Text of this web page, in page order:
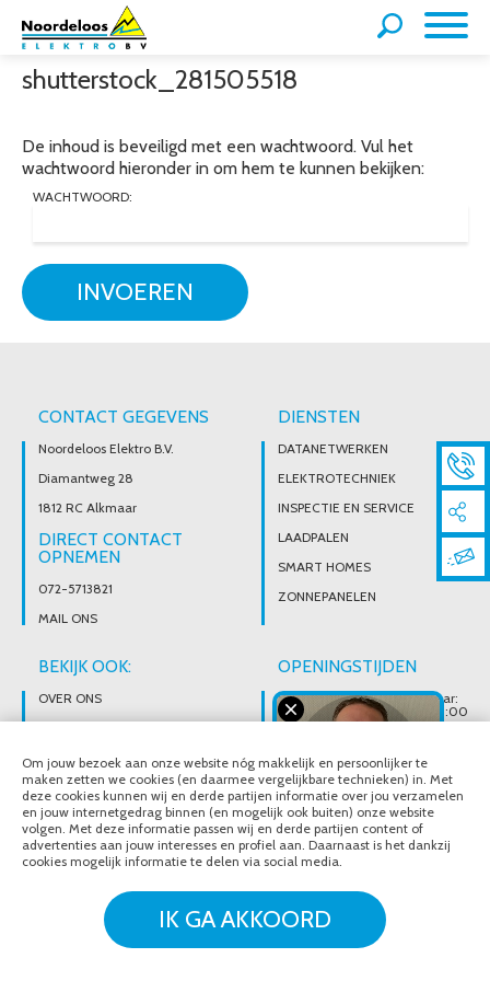
shutterstock_281505518
De inhoud is beveiligd met een wachtwoord. Vul het
wachtwoord hieronder in om hem te kunnen bekijken:
WACHTWOORD:
INVOEREN
CONTACT GEGEVENS
Noordeloos Elektro B.V.
Diamantweg 28
1812 RC Alkmaar
DIRECT CONTACT
OPNEMEN
072-5713821
MAIL ONS
DIENSTEN
DATANETWERKEN
ELEKTROTECHNIEK
INSPECTIE EN SERVICE
LAADPALEN
SMART HOMES
ZONNEPANELEN
BEKIJK OOK:
OVER ONS
VACATURES
OPENINGSTIJDEN
Wij zijn telefonisch bereikbaar:
Maandag tot vrijdag van 08:00
t/m 17:00 uur
particuliere verkoop.
Afhalen van materialen is
alleen mogelijk na telefonisch
contact.
Over ons
Brochures
Vacatures
Om jouw bezoek aan onze website nóg makkelijk en persoonlijker te
maken zetten we cookies (en daarmee vergelijkbare technieken) in. Met
deze cookies kunnen wij en derde partijen informatie over jou verzamelen
en jouw internetgedrag binnen (en mogelijk ook buiten) onze website
volgen. Met deze informatie passen wij en derde partijen content of
advertenties aan jouw interesses en profiel aan. Daarnaast is het dankzij
cookies mogelijk informatie te delen via social media.
IK GA AKKOORD